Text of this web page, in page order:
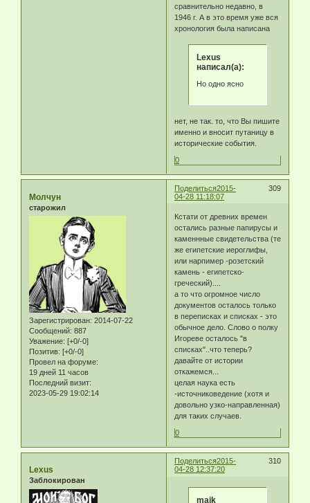
сравнительно недавно, в
1946 г. А в это время уже вся
хронология была написана
Lexus
написал(а):
Но одно ясно
нет, не так. то, что Вы пишите
именно и вносит путаницу в
исторические события.
0
Поделиться 309
2015-
04-28 11:18:07
Молчун
старожил
Зарегистрирован: 2014-07-22
Сообщений: 887
Уважение: [+0/-0]
Позитив: [+0/-0]
Провел на форуме:
19 дней 11 часов
Последний визит:
2023-05-29 19:02:14
Кстати от древних времен
остались разные папирусы и
каменнные свидетельства (те
же египетские иероглифы,
или нарпимер -розетский
камень - египетско-
греческий)....
а то что огромное число
документов осталось только
в переписках и списках - это
обычное дело. Слово о полку
Игореве осталось "в
списках"..что теперь?
давайте от истории
откажемся...
целая наука есть
-источниковедение (хотя и
довольно узко-направленная)
для таких случаев.
0
Поделиться 310
2015-
04-28 12:37:20
Lexus
Заблокирован
maik